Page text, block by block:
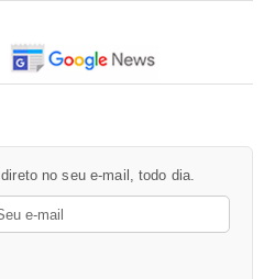
direto no seu e-mail, todo dia.